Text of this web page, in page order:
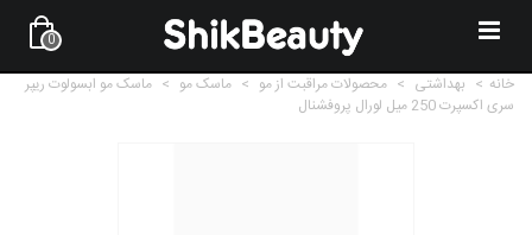
0
خانه > بهداشتی > محصولات مراقبت از مو > ماسک مو > ماسک مو ابسولوت ریپر
سری اکسپرت 250 میل لورال پروفشنال